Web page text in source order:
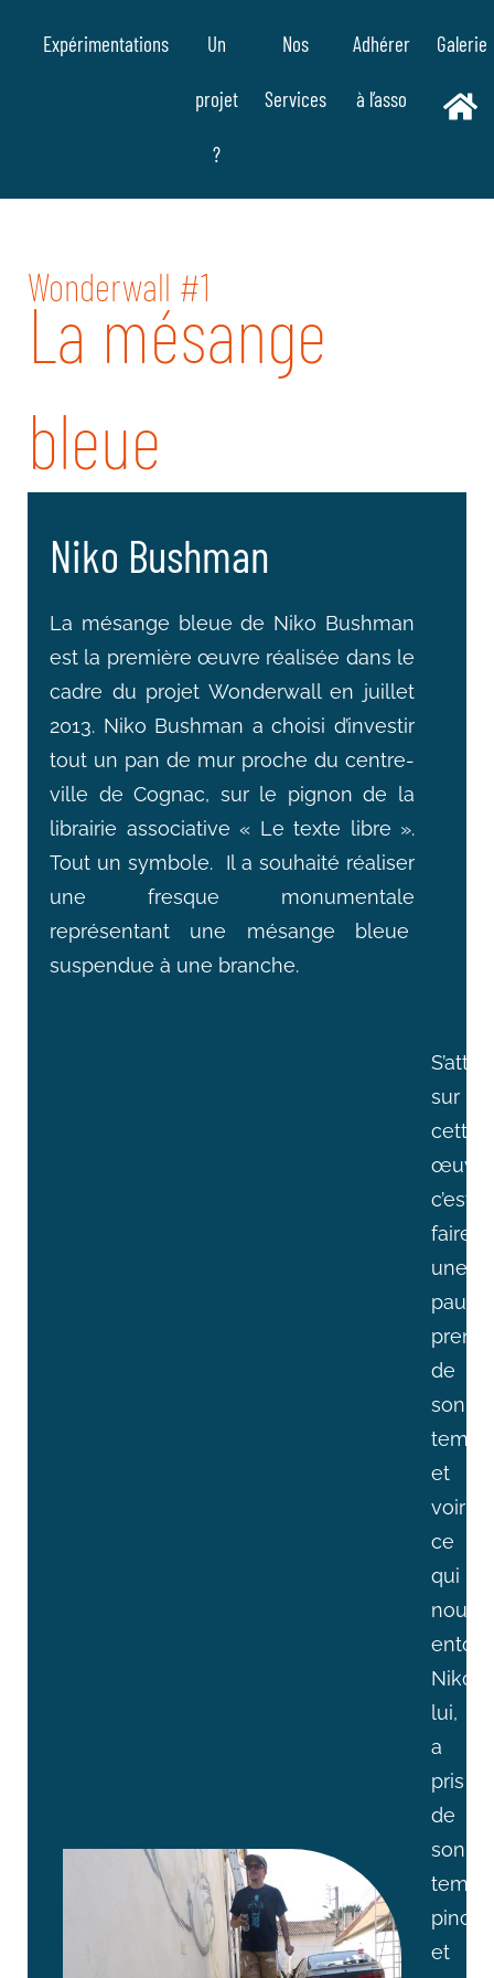
Expérimentations Un
projet
?
Nos
Services
Adhérer
à l’asso
Galerie
Wonderwall #1
La mésange
bleue
Niko Bushman
La mésange bleue de Niko Bushman
est la première œuvre réalisée dans le
cadre du projet Wonderwall en juillet
2013. Niko Bushman a choisi d’investir
tout un pan de mur proche du centre-
ville de Cognac, sur le pignon de la
librairie associative « Le texte libre ».
Tout un symbole. Il a souhaité réaliser
une fresque monumentale
représentant une mésange bleue
suspendue à une branche.
sur
cette
c’est
faire
une
pause,
de
son
temps
et
voir
ce
qui
nous
Niko,
lui,
a
pris
de
son
temps,
et